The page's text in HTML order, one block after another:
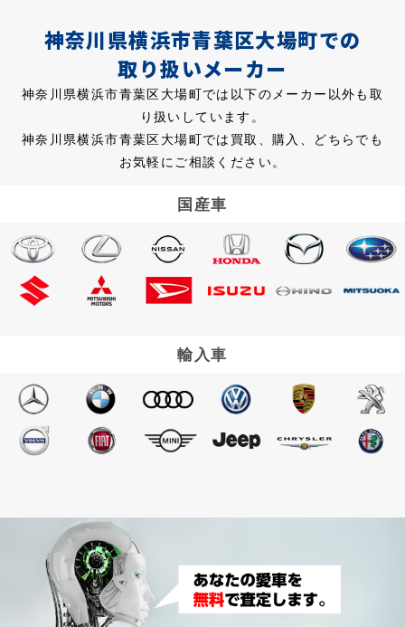
神奈川県横浜市青葉区大場町での
取り扱いメーカー
神奈川県横浜市青葉区大場町では以下のメーカー以外も取
り扱いしています。
神奈川県横浜市青葉区大場町では買取、購入、どちらでも
お気軽にご相談ください。
国産車
輸入車